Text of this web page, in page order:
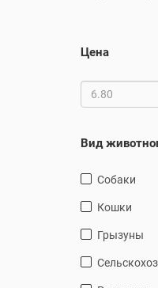
Цена
Вид
Собаки
Кошки
Грызуны